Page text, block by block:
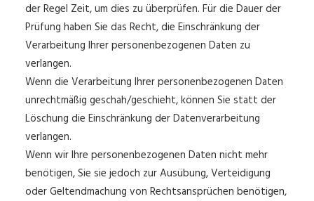
der Regel Zeit, um dies zu überprüfen. Für die Dauer der
Prüfung haben Sie das Recht, die Einschränkung der
Verarbeitung Ihrer personenbezogenen Daten zu
verlangen.
Wenn die Verarbeitung Ihrer personenbezogenen Daten
unrechtmäßig geschah/geschieht, können Sie statt der
Löschung die Einschränkung der Datenverarbeitung
verlangen.
Wenn wir Ihre personenbezogenen Daten nicht mehr
benötigen, Sie sie jedoch zur Ausübung, Verteidigung
oder Geltendmachung von Rechtsansprüchen benötigen,